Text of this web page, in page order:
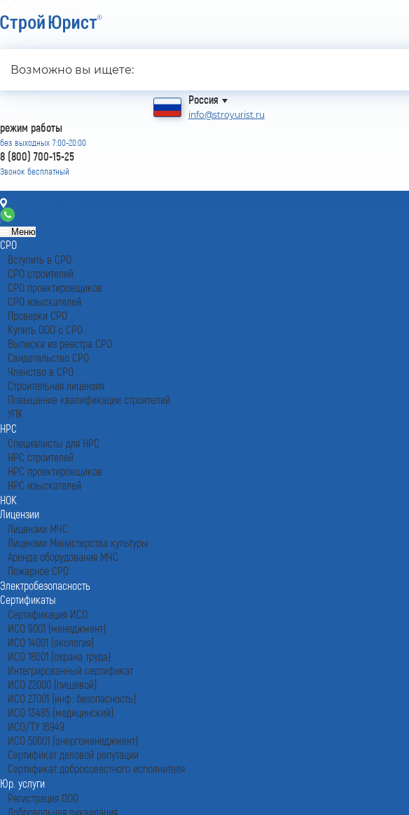
Наш рейтинг
Россия
info@stroyurist.ru
режим работы
без выходных 7:00-20:00
8 (800) 700-15-25
Звонок бесплатный
Контакты
Меню
СРО
Вступить в СРО
СРО строителей
СРО проектировщиков
СРО изыскателей
Проверки СРО
Купить ООО с СРО
Выписка из реестра СРО
Свидетельство СРО
Членство в СРО
Строительная лицензия
Повышение квалификации строителей
УПК
НРС
Специалисты для НРС
НРС строителей
НРС проектировщиков
НРС изыскателей
НОК
Лицензии
Лицензии МЧС
Лицензии Министерства культуры
Аренда оборудования МЧС
Пожарное СРО
Электробезопасность
Сертификаты
Сертификация ИСО
ИСО 9001 (менеджмент)
ИСО 14001 (экология)
ИСО 18001 (охрана труда)
Интегрированный сертификат
ИСО 22000 (пищевой)
ИСО 27001 (инф. безопасность)
ИСО 13485 (медицинский)
ИСО/ТУ 16949
ИСО 50001 (энергоменеджмент)
Сертификат деловой репутации
Сертификат добросовестного исполнителя
Юр. услуги
Регистрация ООО
Добровольная ликвидация
Возможно вы ищете: